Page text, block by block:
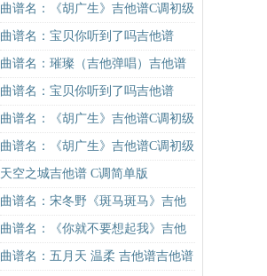
进阶版（酷音小伟吉他弹唱教学）
吉他谱
曲谱名：《胡广生》吉他谱C调初级
进阶版（酷音小伟吉他弹唱教学）
吉他谱
曲谱名：宝贝你听到了吗吉他谱
曲谱名：璀璨（吉他弹唱）吉他谱
曲谱名：宝贝你听到了吗吉他谱
曲谱名：《胡广生》吉他谱C调初级
进阶版（酷音小伟吉他弹唱教学）
吉他谱
曲谱名：《胡广生》吉他谱C调初级
进阶版（酷音小伟吉他弹唱教学）
吉他谱
天空之城吉他谱 C调简单版
曲谱名：宋冬野《斑马斑马》吉他
谱G调初级进阶版（酷音小伟吉他教
学）吉他谱
曲谱名：《你就不要想起我》吉他
谱C调简单版吉他谱
曲谱名：五月天 温柔 吉他谱吉他谱